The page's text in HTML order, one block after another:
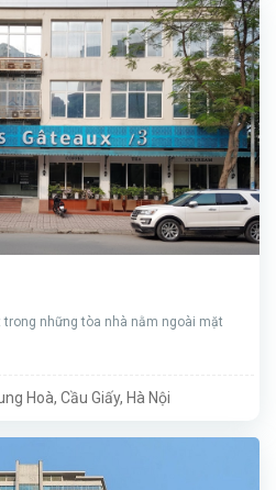
những tòa nhà nằm ngoài mặt
Hoà, Cầu Giấy, Hà Nội